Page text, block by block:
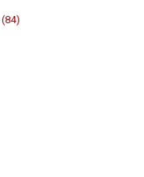
(84)